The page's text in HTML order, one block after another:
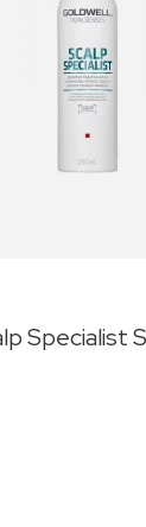
Specialist